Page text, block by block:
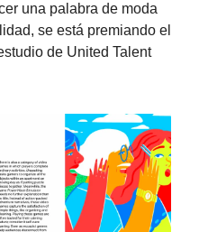
una palabra de moda
se está premiando el
de United Talent